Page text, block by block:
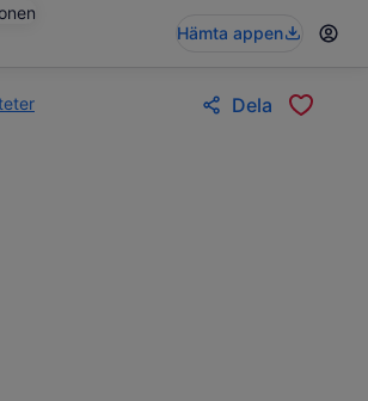
Hämta appen
Dela